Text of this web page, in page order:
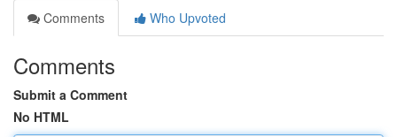
Comments
Who Upvoted
Comments
Submit a Comment
No HTML